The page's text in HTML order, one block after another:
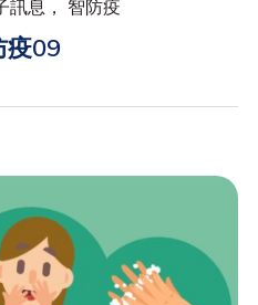
訊息， 智防疫
疫09